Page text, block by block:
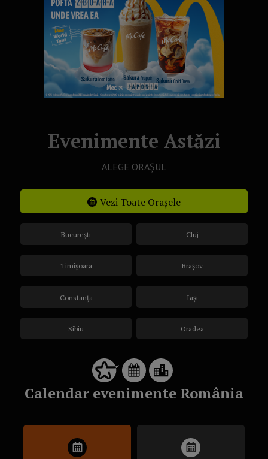
Evenimente Astăzi
ALEGE ORAȘUL
Vezi Toate Orașele
București
Timișoara
Constanța
Sibiu
Cluj
Brașov
Iași
Oradea
Calendar evenimente România